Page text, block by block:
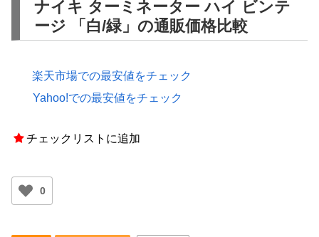
ナイキ ターミネーター ハイ ビンテ
ージ 「白/緑」の通販価格比較
楽天市場での最安値をチェック
Yahoo!での最安値をチェック
チェックリストに追加
0